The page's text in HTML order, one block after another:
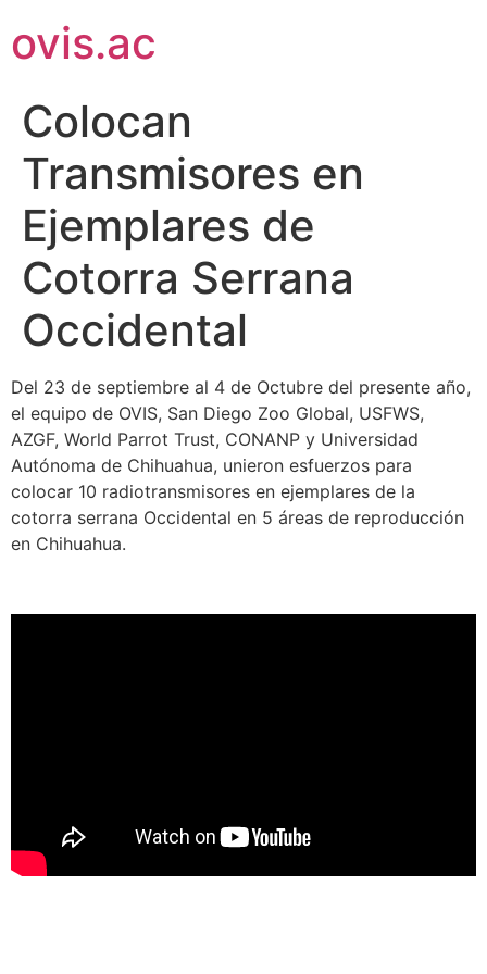
ovis.ac
Colocan
Transmisores en
Ejemplares de
Cotorra Serrana
Occidental
Del 23 de septiembre al 4 de Octubre del presente año,
el equipo de OVIS, San Diego Zoo Global, USFWS,
AZGF, World Parrot Trust, CONANP y Universidad
Autónoma de Chihuahua, unieron esfuerzos para
colocar 10 radiotransmisores en ejemplares de la
cotorra serrana Occidental en 5 áreas de reproducción
en Chihuahua.